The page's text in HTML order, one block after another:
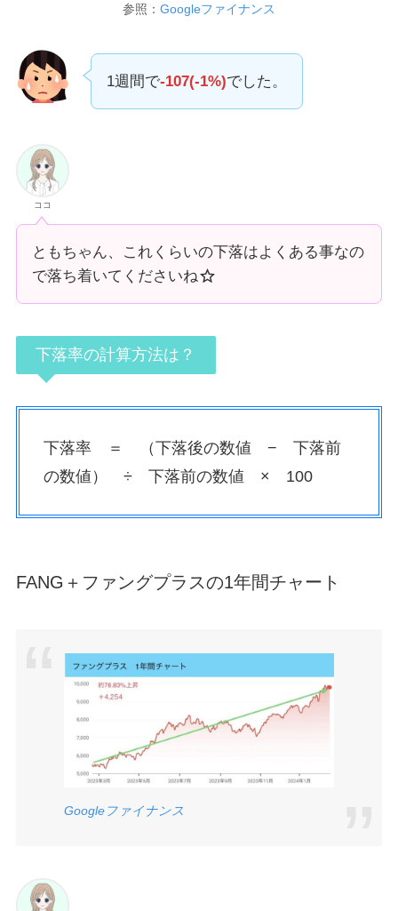
参照： Googleファイナンス
1週間で-107(-1%)でした。
ココ
ともちゃん、これくらいの下落はよくある事なの
で落ち着いてくださいね
下落率の計算方法は？
下落率 ＝ （下落後の数値 − 下落前
の数値） ÷ 下落前の数値 × 100
FANG＋ファングプラスの1年間チャート
Googleファイナンス